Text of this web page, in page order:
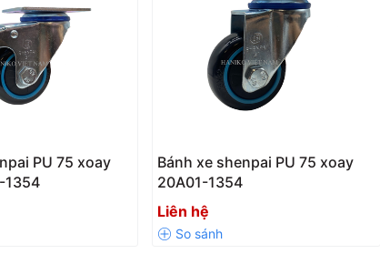
PU 75 xoay
1354
Bánh xe shenpai PU 75 xoay
20A01-1354
Liên hệ